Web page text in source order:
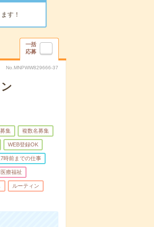
す！
一括
応募
No.MNPWW829666-37
集 複数名募集
WEB登録OK
時前までの仕事
医療福祉
ルーティン